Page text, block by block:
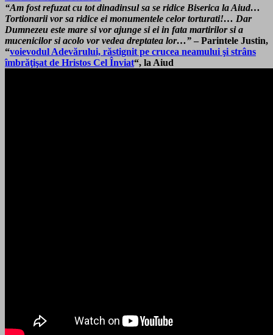
“Am fost refuzat cu tot dinadinsul sa se ridice Biserica la Aiud…
Tortionarii vor sa ridice ei monumentele celor torturati!… Dar
Dumnezeu este mare si vor ajunge si ei in fata martirilor si a
mucenicilor si acolo vor vedea dreptatea lor…” – Parintele Justin,
“voievodul Adevărului, răstignit pe crucea neamului şi strâns
îmbrăţişat de Hristos Cel Înviat“, la Aiud